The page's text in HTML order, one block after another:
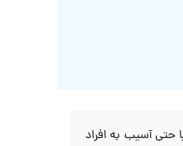
آسیب به افراد